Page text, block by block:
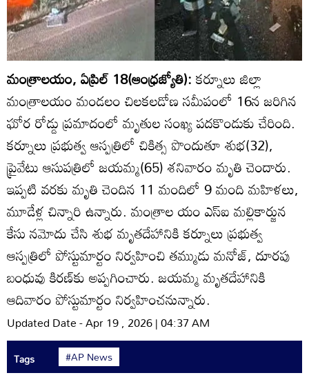
మంత్రాలయం, ఏప్రిల్‌ 18(ఆంధ్రజ్యోతి):కర్నూలు జిల్లా
మంత్రాలయం మండలం చిలకలడోణ సమీపంలో 16న జరిగిన
ఘోర రోడ్డు ప్రమాదంలో మృతుల సంఖ్య పదకొండుకు చేరింది.
కర్నూలు ప్రభుత్వ ఆస్పత్రిలో చికిత్స పొందుతూ శుభ(32),
ప్రైవేటు ఆసుపత్రిలో జయమ్మ(65) శనివారం మృతి చెందారు.
ఇప్పటి వరకు మృతి చెందిన 11 మందిలో 9 మంది మహిళలు,
మూడేళ్ల చిన్నారి ఉన్నారు. మంత్రాల యం ఎస్‌ఐ మల్లికార్జున
కేసు నమోదు చేసి శుభ మృతదేహానికి కర్నూలు ప్రభుత్వ
ఆస్పత్రిలో పోస్టుమార్టం నిర్వహించి తమ్ముడు మనోజ్‌, దూరపు
బంధువు కిరణ్‌కు అప్పగించారు. జయమ్మ మృతదేహానికి
ఆదివారం పోస్టుమార్టం నిర్వహించనున్నారు.
Updated Date - Apr 19 , 2026 | 04:37 AM
Tags #AP News